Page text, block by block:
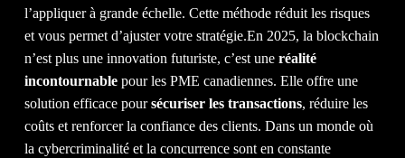
l’appliquer à grande échelle. Cette méthode réduit les risques
et vous permet d’ajuster votre stratégie.En 2025, la blockchain
n’est plus une innovation futuriste, c’est une réalité
incontournable pour les PME canadiennes. Elle offre une
solution efficace poursécuriser les transactions, réduire les
coûts et renforcer la confiance des clients. Dans un monde où
la cybercriminalité et la concurrence sont en constante